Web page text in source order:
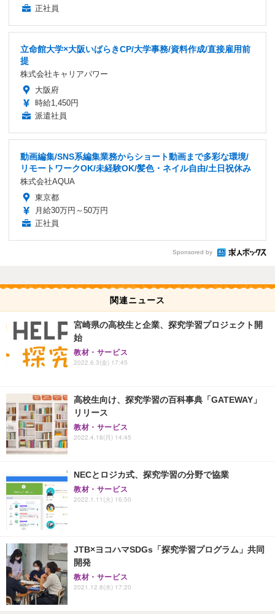
正社員
立命館大学×大阪いばらきCP/大学事務/資料作成/直接雇用前
提
株式会社キャリアパワー
大阪府
時給1,450円
派遣社員
動画編集/SNS系編集業務からショート動画まで多彩な環境/
リモートワークOK/未経験OK/髪色・ネイル自由/土日祝休み
株式会社AQUA
東京都
月給30万円～50万円
正社員
Sponsored by
関連ニュース
宮崎県の高校生と企業、探究学習プロジェクト開
始
教材・サービス
2022.6.3(金) 17:45
高校生向け、探究学習の百科事典「GATEWAY」
リリース
教材・サービス
2022.4.18(月) 14:45
NECとロジカ式、探究学習の分野で協業
教材・サービス
2022.1.11(火) 16:50
JTB×ヨコハマSDGs「探究学習プログラム」共同
開発
教材・サービス
2021.12.8(水) 17:20